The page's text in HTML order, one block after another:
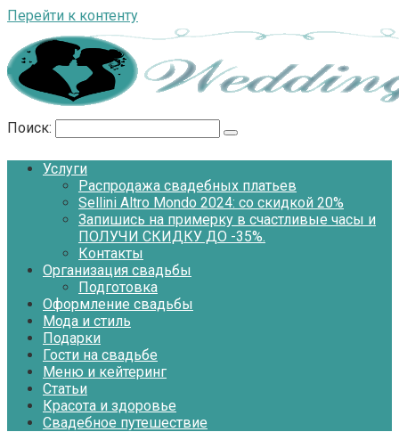
Перейти к контенту
Поиск:
Услуги
Распродажа свадебных платьев
Sellini Altro Mondo 2024: со скидкой 20%
Запишись на примерку в счастливые часы и
ПОЛУЧИ СКИДКУ ДО -35%.
Контакты
Организация свадьбы
Подготовка
Оформление свадьбы
Мода и стиль
Подарки
Гости на свадьбе
Меню и кейтеринг
Статьи
Красота и здоровье
Свадебное путешествие